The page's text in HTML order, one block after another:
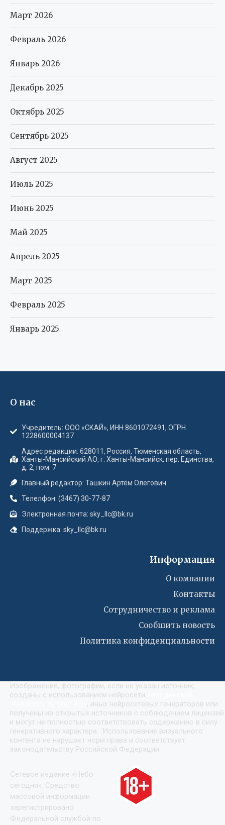
Март 2026
Февраль 2026
Январь 2026
Декабрь 2025
Октябрь 2025
Сентябрь 2025
Август 2025
Июль 2025
Июнь 2025
Май 2025
Апрель 2025
Март 2025
Февраль 2025
Январь 2025
О нас
Учредитель: ООО «СКАЙ», ИНН 8601072491, ОГРН
1228600004137
Адрес редакции: 628011, Россия, Тюменская область,
Ханты-Мансийский АО, г. Ханты-Мансийск, пер. Единства,
д. 2, пом. 7
Главный редактор: Ташкин Артём Олегович
Телелфон: (3467) 30-77-87
Электронная почта: sky_llc@bk.ru
Поддержка: sky_llc@bk.ru
Информация
О компании
Контакты
Сотрудничество и реклама
Сообшить новость
Политика конфиденциальности
Изображения, фотографии, если не указан источник,
созданы с использованием нейросети
, иных нейросетевых генераторов или
получены из открытых источников с соблюдением лицензий
и могут не полностью соответствовать содержанию в силу
генеративного характера. Использование визуального
контента не нарушает норм права и соответствует
законодательству Российской Федерации.
Сетевое издание «Небо
сегодня». Средство
массовой информации
зарегистрировано
Федеральной службой по